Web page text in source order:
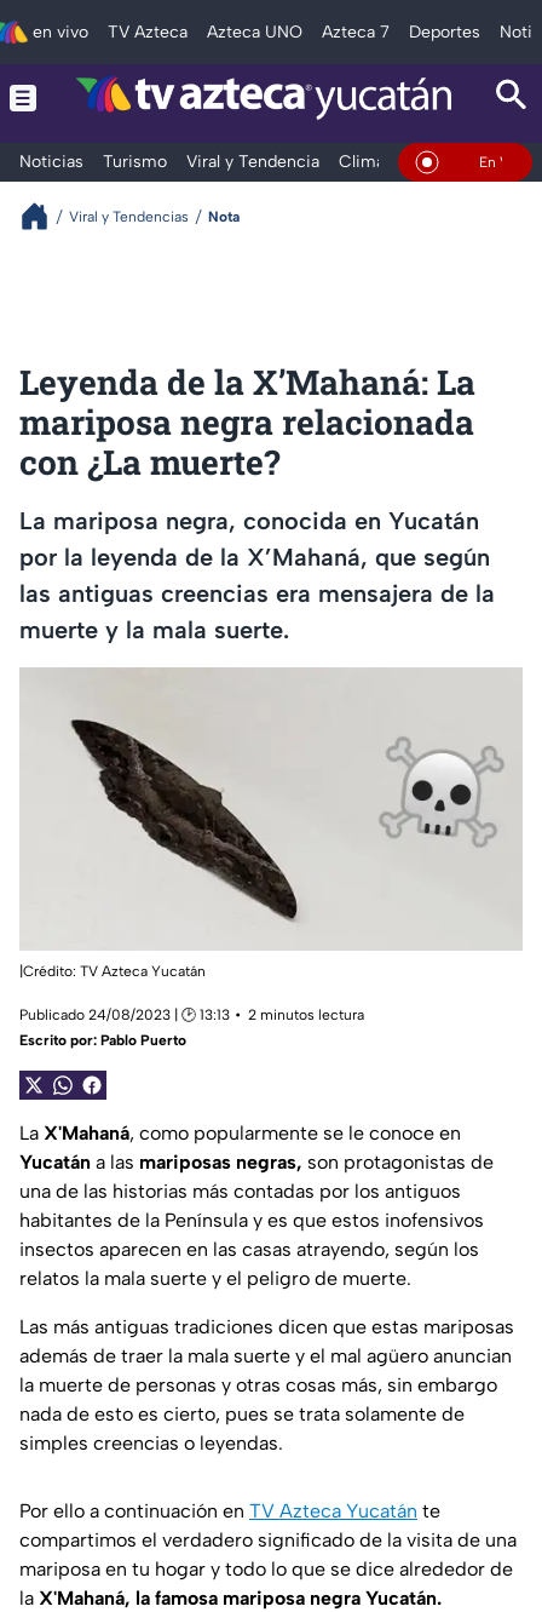
en vivo TV Azteca Azteca UNO Azteca 7 Deportes
Noticias Turismo Viral y Tendencia Clima Deportes En Vivo
Viral y Tendencias Nota
Leyenda de la X’Mahaná: La
mariposa negra relacionada
con ¿La muerte?
La mariposa negra, conocida en Yucatán
por la leyenda de la X’Mahaná, que según
las antiguas creencias era mensajera de la
muerte y la mala suerte.
|Crédito: TV Azteca Yucatán
Publicado 24/08/2023 | 🕑 13:13
2 minutos lectura
Escrito por: Pablo Puerto
La X'Mahaná, como popularmente se le conoce en
Yucatán a las mariposas negras, son protagonistas de
una de las historias más contadas por los antiguos
habitantes de la Península y es que estos inofensivos
insectos aparecen en las casas atrayendo, según los
relatos la mala suerte y el peligro de muerte.
Las más antiguas tradiciones dicen que estas mariposas
además de traer la mala suerte y el mal agüero anuncian
la muerte de personas y otras cosas más, sin embargo
nada de esto es cierto, pues se trata solamente de
simples creencias o leyendas.
Por ello a continuación en TV Azteca Yucatán te
compartimos el verdadero significado de la visita de una
mariposa en tu hogar y todo lo que se dice alrededor de
la X'Mahaná, la famosa mariposa negra Yucatán.